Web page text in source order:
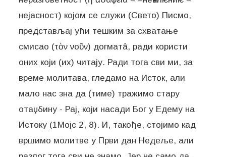
нејасност) којом се служи (Свето) Писмо,
представљај ући тешким за схватање
смисао (τὸν νοῦν) догматâ, ради користи
оних који (их) читају. Ради тога сви ми, за
време молитава, гледамо на Исток, али
мало нас зна да (тиме) тражимо стару
отаџбину - Рај, који насади Бог у Едему на
Истоку (1Мојс 2, 8). И, такође, стојимо кад
вршимо молитве у Први дан Недеље, али